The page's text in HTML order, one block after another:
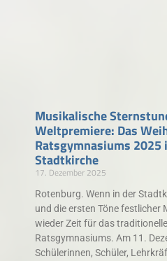
Musikalische
Weltpremiere: Das
Ratsgymnasiums
Stadtkirche
17. Dezember 2025
Rotenburg. Wenn in der
und die ersten Töne festlicher
wieder Zeit für das
Ratsgymnasiums. Am 11.
Schülerinnen, Schüler,